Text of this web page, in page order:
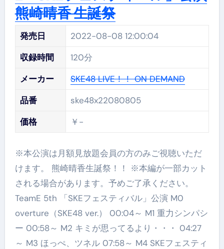
熊崎晴香 生誕祭
発売日
2022-08-08 12:00:04
収録時間
120分
メーカー
SKE48 LIVE！！ ON DEMAND
品番
ske48x22080805
価格
￥-
※本公演は月額見放題会員の方のみご視聴いただ
けます。 熊崎晴香生誕祭！！ ※本編が一部カット
される場合があります。予めご了承ください。
TeamE 5th 「SKEフェスティバル」公演 M0
overture（SKE48 ver.） 00:04～ M1 重力シンパシ
ー 00:58～ M2 キミが思ってるより・・・ 04:27
～ M3 ほっぺ、ツネル 07:58～ M4 SKEフェスティ